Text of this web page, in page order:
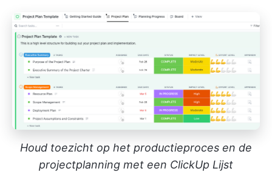
Houd toezicht op het productieproces en de
projectplanning met een ClickUp Lijst